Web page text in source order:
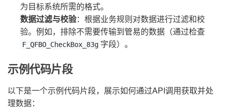
为目标系统所需的格式。
数据过滤与校验：根据业务规则对数据进行过滤和校
验。例如，排除不需要传输到管易的数据（通过检查
F_QFBO_CheckBox_83g 字段）。
示例代码片段
以下是一个示例代码片段，展示如何通过API调用获取并处
理数据：